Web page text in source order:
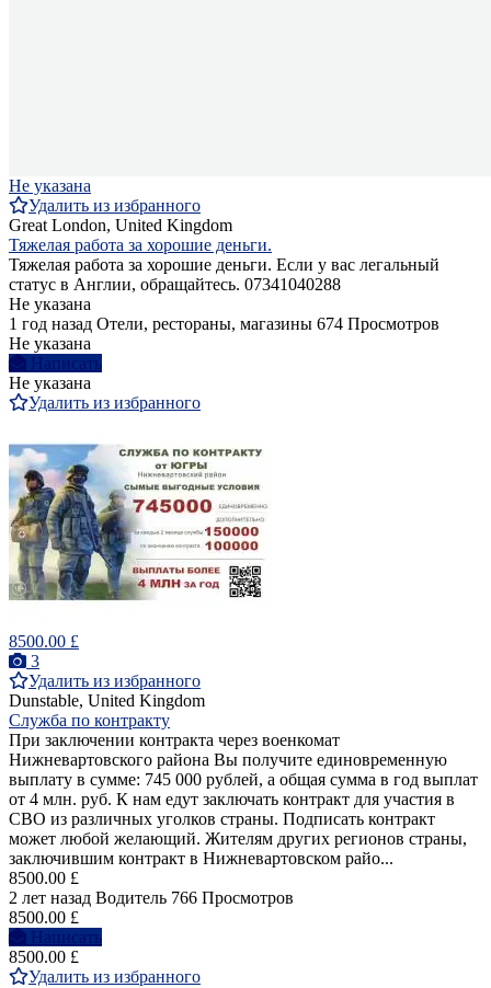
Не указана
Удалить из избранного
Great London, United Kingdom
Тяжелая работа за хорошие деньги.
Тяжелая работа за хорошие деньги. Если у вас легальный
статус в Англии, обращайтесь. 07341040288
Не указана
1 год назад Отели, рестораны, магазины 674 Просмотров
Не указана
Написать
Не указана
Удалить из избранного
8500.00 £
3
Удалить из избранного
Dunstable, United Kingdom
Служба по контракту
При заключении контракта через военкомат
Нижневартовского района Вы получите единовременную
выплату в сумме: 745 000 рублей, а общая сумма в год выплат
от 4 млн. руб. К нам едут заключать контракт для участия в
СВО из различных уголков страны. Подписать контракт
может любой желающий. Жителям других регионов страны,
заключившим контракт в Нижневартовском райо...
8500.00 £
2 лет назад Водитель 766 Просмотров
8500.00 £
Написать
8500.00 £
Удалить из избранного